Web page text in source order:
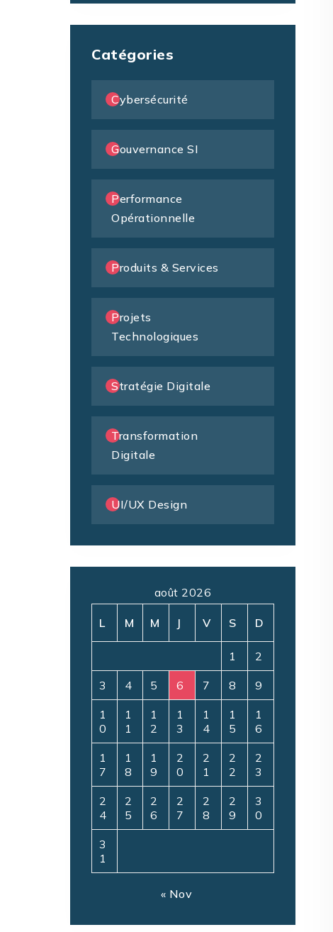
Catégories
Cybersécurité
Gouvernance SI
Performance
Opérationnelle
Produits & Services
Projets
Technologiques
Stratégie Digitale
Transformation
Digitale
UI/UX Design
août 2026
L M M J V S D
1 2
3 4 5 6 7 8 9
1
0
1
1
1
2
1
3
1
4
1
5
1
6
1
7
1
8
1
9
2
0
2
1
2
2
2
3
2
4
2
5
2
6
2
7
2
8
2
9
3
0
3
1
« Nov